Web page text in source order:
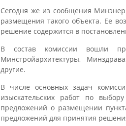
Сегодня же из сообщения
размещения такого объекта. Ее
решение содержится в
В состав комиссии вошли
Минстройархитектуры,
другие.
В числе основных задач
изыскательских работ по
предложений о размещении
предложений для принятия